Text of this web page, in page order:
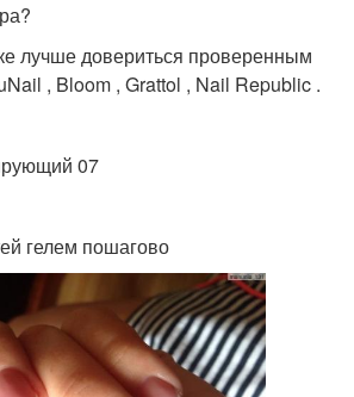
лучше довериться проверенным
, Bloom , Grattol , Nail Republic .
07
гелем пошагово